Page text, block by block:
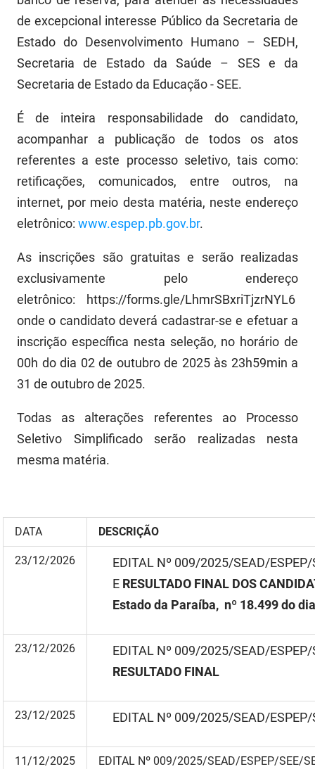
Planejamento, Orçamento e Gestão
Procuradoria Geral do Estado
Representação Institucional
Segurança e Defesa Social
Turismo e Desenvolvimento Econômico
FUNES
FUNESC
IPHAEP
LIFESA
LOTEP
Ouvidoria Geral do Estado
PBGÁS
PBTUR
PBPREV
SUDEMA
de excepcional interesse Público da Secretaria de
Estado do Desenvolvimento Humano – SEDH,
Secretaria de Estado da Saúde – SES e da
Secretaria de Estado da Educação - SEE.
É de inteira responsabilidade do candidato,
acompanhar a publicação de todos os atos
referentes a este processo seletivo, tais como:
retificações, comunicados, entre outros, na
internet, por meio desta matéria, neste endereço
eletrônico: www.espep.pb.gov.br.
As inscrições são gratuitas e serão realizadas
exclusivamente pelo endereço
eletrônico: https://forms.gle/LhmrSBxriTjzrNYL6
onde o candidato deverá cadastrar-se e efetuar a
inscrição específica nesta seleção, no horário de
00h do dia 02 de outubro de 2025 às 23h59min a
31 de outubro de 2025.
Todas as alterações referentes ao Processo
Seletivo Simplificado serão realizadas nesta
mesma matéria.
DATA DESCRIÇÃO
23/12/2026
EDITAL Nº 009/2025/SEAD/ESPEP/
E RESULTADO FINAL DOS
Estado da Paraíba, nº 18.499 do
23/12/2026
EDITAL Nº 009/2025/SEAD/ESPEP/
RESULTADO FINAL
23/12/2025 EDITAL Nº 009/2025/SEAD/
11/12/2025 EDITAL Nº 009/2025/SEAD/ESPEP/SEE/